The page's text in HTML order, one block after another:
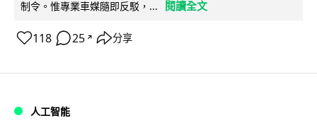
制令。惟專業車媒隨即反駁，...
閱讀全文
118 25 ↗ 分享
人工智能